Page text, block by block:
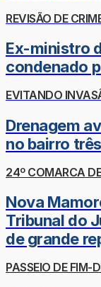
REVISÃO DE
Ex-ministro
condenado
EVITANDO
Drenagem
no bairro
24º COMARCA
Nova
Tribunal do
de grande
PASSEIO DE FIM-